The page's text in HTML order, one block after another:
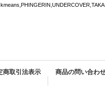
商取引法表示 商品の問い合わ